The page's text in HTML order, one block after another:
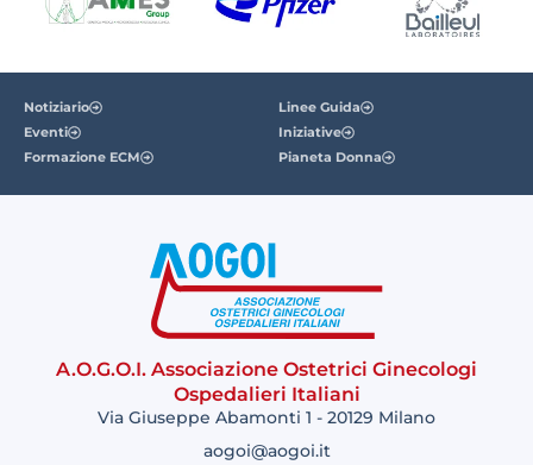
Notiziario
Eventi
Formazione ECM
Linee Guida
Iniziative
Pianeta Donna
A.O.G.O.I. Associazione Ostetrici Ginecologi
Ospedalieri Italiani
Via Giuseppe Abamonti 1 - 20129 Milano
aogoi@aogoi.it